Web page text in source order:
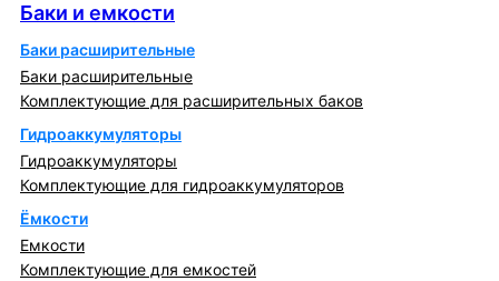
Баки и емкости
Баки расширительные
Баки расширительные
Комплектующие для расширительных баков
Гидроаккумуляторы
Гидроаккумуляторы
Комплектующие для гидроаккумуляторов
Ёмкости
Емкости
Комплектующие для емкостей